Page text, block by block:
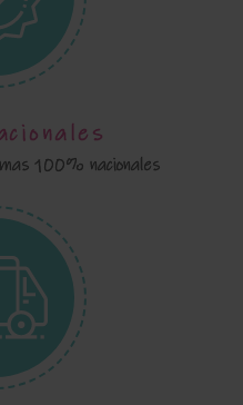
100% nacionales